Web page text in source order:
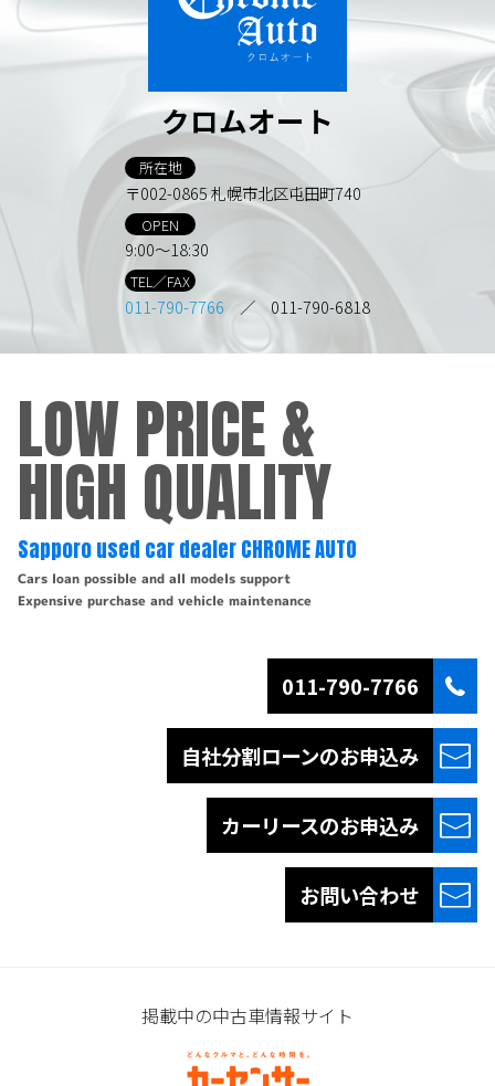
クロムオート
所在地
〒002-0865 札幌市北区屯田町740
OPEN
9:00～18:30
TEL／FAX
011-790-7766 ／ 011-790-6818
LOW PRICE &
HIGH QUALITY
Sapporo used car dealer CHROME AUTO
Cars loan possible and all models support
Expensive purchase and vehicle maintenance
011-790-7766
自社分割ローンのお申込み
カーリースのお申込み
お問い合わせ
掲載中の中古車情報サイト